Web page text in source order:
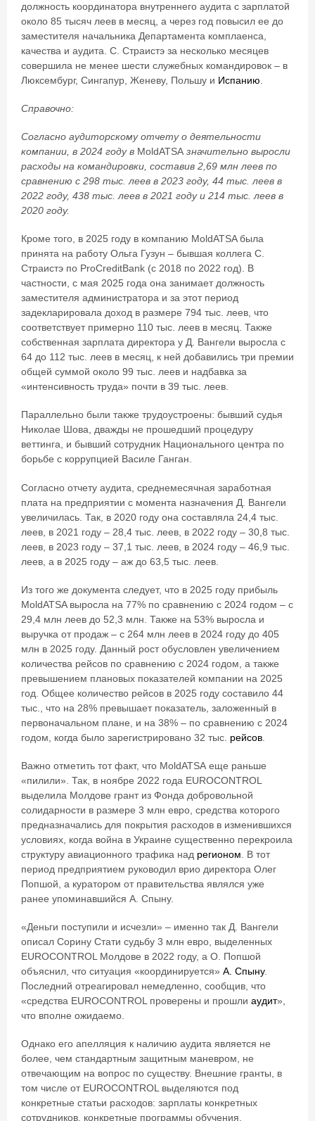
должность координатора внутреннего аудита с зарплатой
около 85 тысяч леев в месяц, а через год повысил ее до
заместителя начальника Департамента комплаенса,
качества и аудита. С. Страистэ за несколько месяцев
совершила не менее шести служебных командировок – в
Люксембург, Сингапур, Женеву, Польшу и Испанию
Справочно:
Согласно аудиторскому отчету о деятельности
компании, в 2024 году в MoldATSA значительно выросли
расходы на командировки, составив 2,69 млн леев по
сравнению с 298 тыс. леев в 2023 году, 44 тыс. леев в
2022 году, 438 тыс. леев в 2021 году и 214 тыс. леев в
2020 году.
Кроме того, в 2025 году в компанию MoldATSA была
принята на работу Ольга Гузун – бывшая коллега С.
Страистэ по ProCreditBank (с 2018 по 2022 год). В
частности, с мая 2025 года она занимает должность
заместителя администратора и за этот период
задекларировала доход в размере 794 тыс. леев, что
соответствует примерно 110 тыс. леев в месяц. Также
собственная зарплата директора у Д. Вангели выросла с
64 до 112 тыс. леев в месяц, к ней добавились три премии
общей суммой около 99 тыс. леев и надбавка за
«интенсивность труда» почти в 39 тыс. леев.
Параллельно были также трудоустроены: бывший судья
Николае Шова, дважды не прошедший процедуру
веттинга, и бывший сотрудник Национального центра по
борьбе с коррупцией Василе Ганган.
Согласно отчету аудита, среднемесячная заработная
плата на предприятии с момента назначения Д. Вангели
увеличилась. Так, в 2020 году она составляла 24,4 тыс.
леев, в 2021 году – 28,4 тыс. леев, в 2022 году – 30,8 тыс.
леев, в 2023 году – 37,1 тыс. леев, в 2024 году – 46,9 тыс.
леев, а в 2025 году – аж до 63,5 тыс. леев.
Из того же документа следует, что в 2025 году прибыль
MoldATSA выросла на 77% по сравнению с 2024 годом – с
29,4 млн леев до 52,3 млн. Также на 53% выросла и
выручка от продаж – с 264 млн леев в 2024 году до 405
млн в 2025 году. Данный рост обусловлен увеличением
количества рейсов по сравнению с 2024 годом, а также
превышением плановых показателей компании на 2025
год. Общее количество рейсов в 2025 году составило 44
тыс., что на 28% превышает показатель, заложенный в
первоначальном плане, и на 38% – по сравнению с 2024
годом, когда было зарегистрировано 32 тыс. рейсов
Важно отметить тот факт, что MoldATSA еще раньше
«пилили». Так, в ноябре 2022 года EUROCONTROL
выделила Молдове грант из Фонда добровольной
солидарности в размере 3 млн евро, средства которого
предназначались для покрытия расходов в изменившихся
условиях, когда война в Украине существенно перекроила
структуру авиационного трафика над регионом. В тот
период предприятием руководил врио директора Олег
Попшой, а куратором от правительства являлся уже
ранее упоминавшийся А. Спыну.
«Деньги поступили и исчезли» – именно так Д. Вангели
описал Сорину Стати судьбу 3 млн евро, выделенных
EUROCONTROL Молдове в 2022 году, а О. Попшой
объяснил, что ситуация «координируется» А. Спыну.
Последний отреагировал немедленно, сообщив, что
«средства EUROCONTROL проверены и прошли аудит»,
что вполне ожидаемо.
Однако его апелляция к наличию аудита является не
более, чем стандартным защитным маневром, не
отвечающим на вопрос по существу. Внешние гранты, в
том числе от EUROCONTROL выделяются под
конкретные статьи расходов: зарплаты конкретных
сотрудников, конкретные программы обучения,